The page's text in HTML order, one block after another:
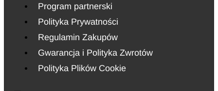
Program partnerski
Polityka Prywatności
Regulamin Zakupów
Gwarancja i Polityka Zwrotów
Polityka Plików Cookie